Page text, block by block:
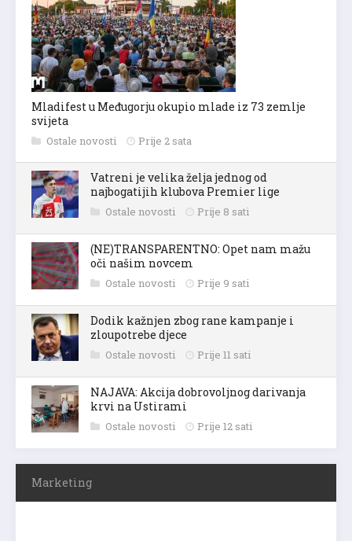
Mladifest u Međugorju okupio mlade iz 73 zemlje
svijeta
Ostale novosti Prije 2 sata
Vatreni je velika želja jednog od
najbogatijih klubova Premier lige
Ostale novosti Prije 8 sati
(NE)TRANSPARENTNO: Opet nam mažu
oči našim novcem
Ostale novosti Prije 9 sati
Dodik kažnjen zbog rane kampanje i
zloupotrebe djece
Ostale novosti Prije 11 sati
NAJAVA: Akcija dobrovoljnog darivanja
krvi na Ustirami
Ostale novosti Prije 12 sati
Marketing